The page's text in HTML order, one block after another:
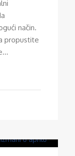
način.
propustite